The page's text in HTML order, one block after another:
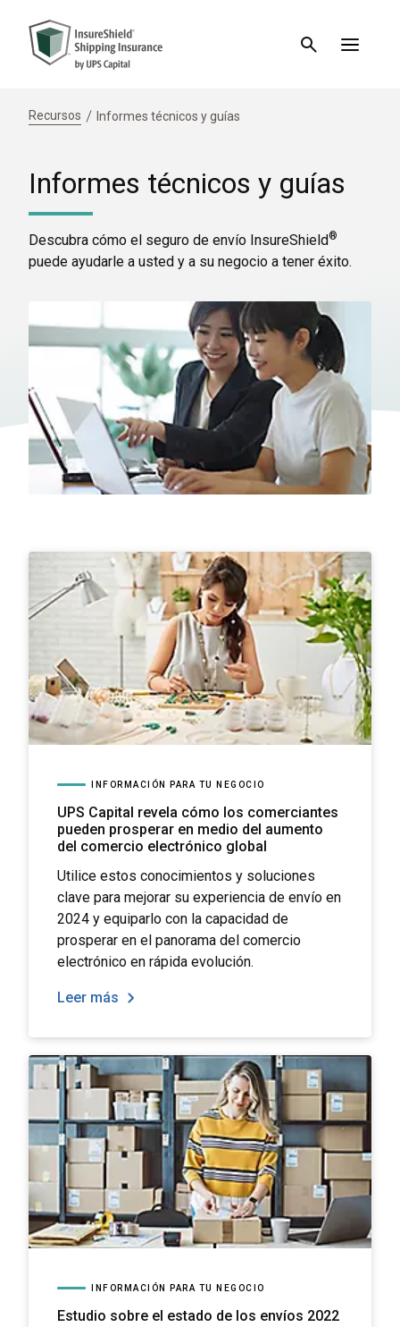
Recursos Informes técnicos y guías
Informes técnicos y guías
Descubra cómo el seguro de envío InsureShield®
puede ayudarle a usted y a su negocio a tener éxito.
INFORMACIÓN PARA TU NEGOCIO
UPS Capital revela cómo los comerciantes
pueden prosperar en medio del aumento
del comercio electrónico global
Utilice estos conocimientos y soluciones
clave para mejorar su experiencia de envío en
2024 y equiparlo con la capacidad de
prosperar en el panorama del comercio
electrónico en rápida evolución.
Leer más
INFORMACIÓN PARA TU NEGOCIO
Estudio sobre el estado de los envíos 2022